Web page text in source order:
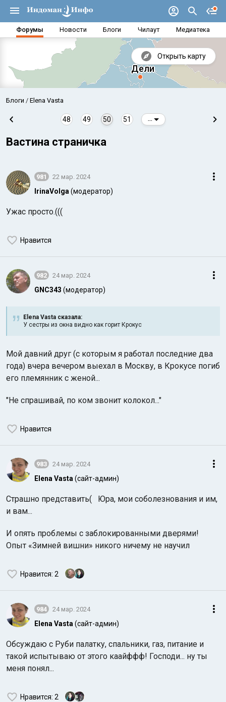
Форумы Новости Блоги Чилаут Медиатека
Открыть карту
Аравийское море
Блоги Elena Vasta
48 49 50 51
Вастина страничка
981 22 мар. 2024
IrinaVolga (модератор)
Ужас просто.(((
Нравится
982 24 мар. 2024
GNC343 (модератор)
Elena Vasta сказалa:
У сестры из окна видно как горит Крокус
Мой давний друг (с которым я работал последние два
года) вчера вечером выехал в Москву, в Крокусе погиб
его племянник с женой...
"Не спрашивай, по ком звонит колокол..."
Нравится
983 24 мар. 2024
Elena Vasta (сайт-админ)
Страшно представить( Юра, мои соболезнования и им,
и вам...
И опять проблемы с заблокированными дверями!
Опыт «Зимней вишни» никого ничему не научил
Нравится: 2
984 24 мар. 2024
Elena Vasta (сайт-админ)
Обсуждаю с Руби палатку, спальники, газ, питание и
такой испытываю от этого каайффф! Господи... ну ты
меня понял...
Нравится: 2